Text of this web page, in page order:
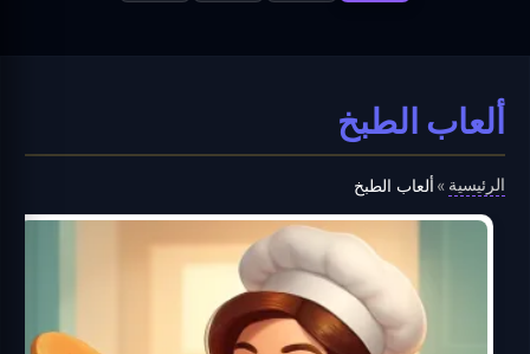
ألعاب الطبخ
الرئيسية » ألعاب الطبخ